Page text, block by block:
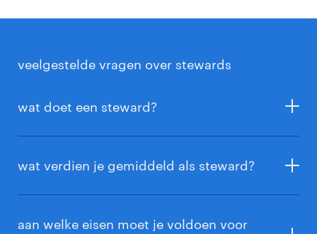
veelgestelde vragen over stewards
wat doet een steward?
toegangskaarten, garandeert de veiligheid,
bezoekers.Lees hier meer over wat een steward
wat verdien je gemiddeld als steward?
Lees hier meer over het salaris van een steward
aan welke eisen moet je voldoen voor